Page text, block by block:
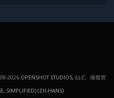
2026 OPENSHOT STUDIOS, LLC。保留所
SIMPLIFIED) (ZH-HANS)